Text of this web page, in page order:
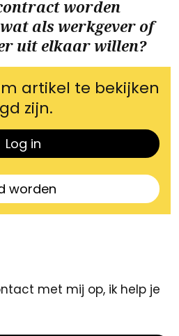
worden
als werkgever of
uit elkaar willen?
artikel te bekijken
zijn.
Log in
worden
met mij op, ik help je